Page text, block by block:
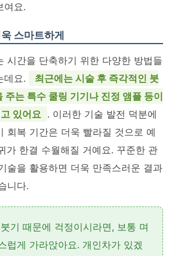
여요.
스마트하게
시간을 단축하기 위한 다양한 방법들
데요.
최근에는 시술 후 즉각적인 붓
주는 특수 쿨링 기기나 진정 앰플 등이
있어요 . 이러한 기술 발전 덕분에
회복 기간은 더욱 빨라질 것으로 예
가 한결 수월해질 거예요. 꾸준한 관
술을 활용하면 더욱 만족스러운 결과
니다.
기 때문에 걱정이시라면, 보통 며
럽게 가라앉아요. 개인차가 있겠